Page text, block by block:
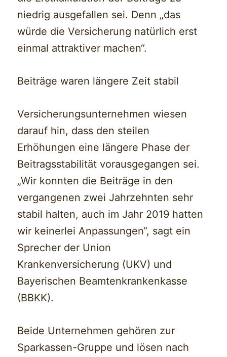
niedrig ausgefallen sei. Denn „das
würde die Versicherung natürlich erst
einmal attraktiver machen“.
Beiträge waren längere Zeit stabil
Versicherungsunternehmen wiesen
darauf hin, dass den steilen
Erhöhungen eine längere Phase der
Beitragsstabilität vorausgegangen sei.
„Wir konnten die Beiträge in den
vergangenen zwei Jahrzehnten sehr
stabil halten, auch im Jahr 2019 hatten
wir keinerlei Anpassungen“, sagt ein
Sprecher der Union
Krankenversicherung (UKV) und
Bayerischen Beamtenkrankenkasse
(BBKK).
Beide Unternehmen gehören zur
Sparkassen-Gruppe und lösen nach